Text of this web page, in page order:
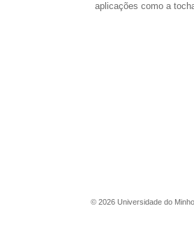
aplicações como a
© 2026 Universidade do Minho